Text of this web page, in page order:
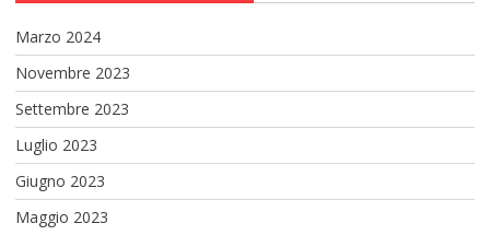
Marzo 2024
Novembre 2023
Settembre 2023
Luglio 2023
Giugno 2023
Maggio 2023